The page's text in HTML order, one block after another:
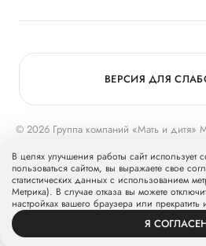
Медицинский туризм
© 2026 Группа компаний «Мать и
Группу компаний «Мать и дитя».
ВЕРСИЯ ДЛЯ
УСЛУГИ
В целях улучшения работы сайт
пользоваться сайтом, вы выражаете свое
статистических данных с использованием
Метрика). В случае отказа вы можете
настройках вашего браузера или прекратить
Я